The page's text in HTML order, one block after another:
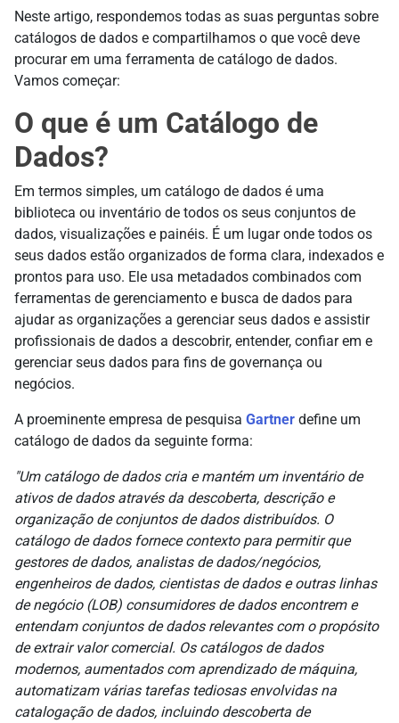
Neste artigo, respondemos todas as suas perguntas sobre
catálogos de dados e compartilhamos o que você deve
procurar em uma ferramenta de catálogo de dados.
Vamos começar:
O que é um Catálogo de
Dados?
Em termos simples, um catálogo de dados é uma
biblioteca ou inventário de todos os seus conjuntos de
dados, visualizações e painéis. É um lugar onde todos os
seus dados estão organizados de forma clara, indexados e
prontos para uso. Ele usa metadados combinados com
ferramentas de gerenciamento e busca de dados para
ajudar as organizações a gerenciar seus dados e assistir
profissionais de dados a descobrir, entender, confiar em e
gerenciar seus dados para fins de governança ou
negócios.
A proeminente empresa de pesquisa Gartner define um
catálogo de dados da seguinte forma:
"Um catálogo de dados cria e mantém um inventário de
ativos de dados através da descoberta, descrição e
organização de conjuntos de dados distribuídos. O
catálogo de dados fornece contexto para permitir que
gestores de dados, analistas de dados/negócios,
engenheiros de dados, cientistas de dados e outras linhas
de negócio (LOB) consumidores de dados encontrem e
entendam conjuntos de dados relevantes com o propósito
de extrair valor comercial. Os catálogos de dados
modernos, aumentados com aprendizado de máquina,
automatizam várias tarefas tediosas envolvidas na
catalogação de dados, incluindo descoberta de